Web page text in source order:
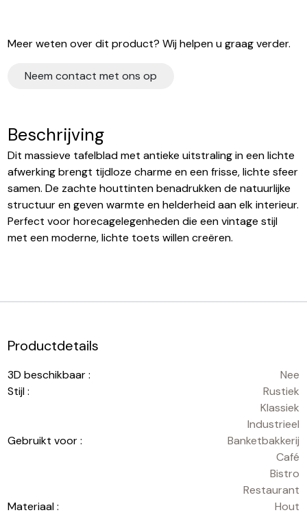
Meer weten over dit product? Wij helpen u graag verder.
Neem contact met ons op
Beschrijving
Dit massieve tafelblad met antieke uitstraling in een lichte
afwerking brengt tijdloze charme en een frisse, lichte sfeer
samen. De zachte houttinten benadrukken de natuurlijke
structuur en geven warmte en helderheid aan elk interieur.
Perfect voor horecagelegenheden die een vintage stijl
met een moderne, lichte toets willen creëren.
Productdetails
3D beschikbaar :
Nee
Stijl :
Rustiek
Klassiek
Industrieel
Gebruikt voor :
Banketbakkerij
Café
Bistro
Restaurant
Materiaal :
Hout